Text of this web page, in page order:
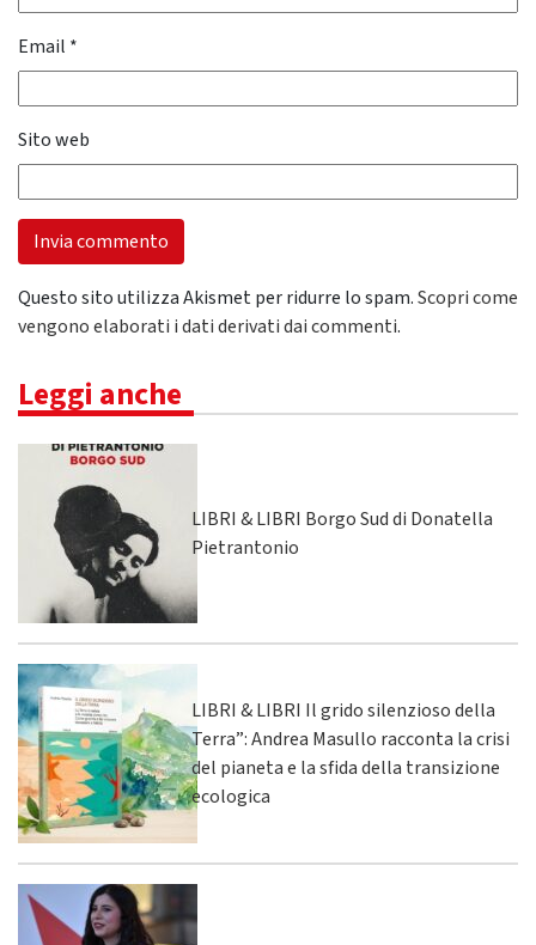
Email *
Sito web
Questo sito utilizza Akismet per ridurre lo spam.Scopri come
vengono elaborati i dati derivati dai commenti.
Leggi anche
LIBRI & LIBRI Borgo Sud di Donatella
Pietrantonio
LIBRI & LIBRI Il grido silenzioso della
Terra”: Andrea Masullo racconta la crisi
del pianeta e la sfida della transizione
ecologica